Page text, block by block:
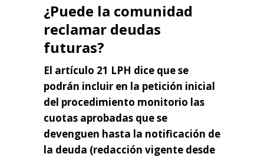
¿Puede la comunidad
reclamar deudas
futuras?
El artículo 21 LPH dice que se
podrán incluir en la petición inicial
del procedimiento monitorio las
cuotas aprobadas que se
devenguen hasta la notificación de
la deuda (redacción vigente desde